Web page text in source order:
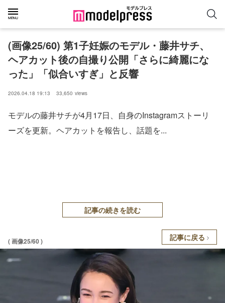
(画像25/60) 第1子妊娠のモデル・藤井サチ、
ヘアカット後の自撮り公開「さらに綺麗にな
った」「似合いすぎ」と反響
2026.04.18 19:13 33,650 views
モデルの藤井サチが4月17日、自身のInstagramストーリ
ーズを更新。ヘアカットを報告し、話題を...
記事の続きを読む
( 画像25/60 ) 記事に戻る